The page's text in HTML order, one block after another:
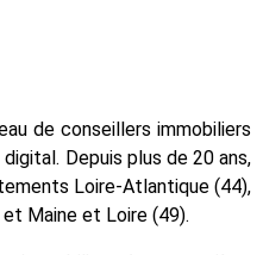
de conseillers immobiliers
Depuis plus de 20 ans,
Loire-Atlantique (44),
Maine et Loire (49).